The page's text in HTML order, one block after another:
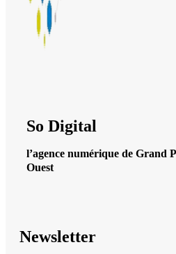
So Digital
l’agence numérique de Grand
Ouest
Newsletter